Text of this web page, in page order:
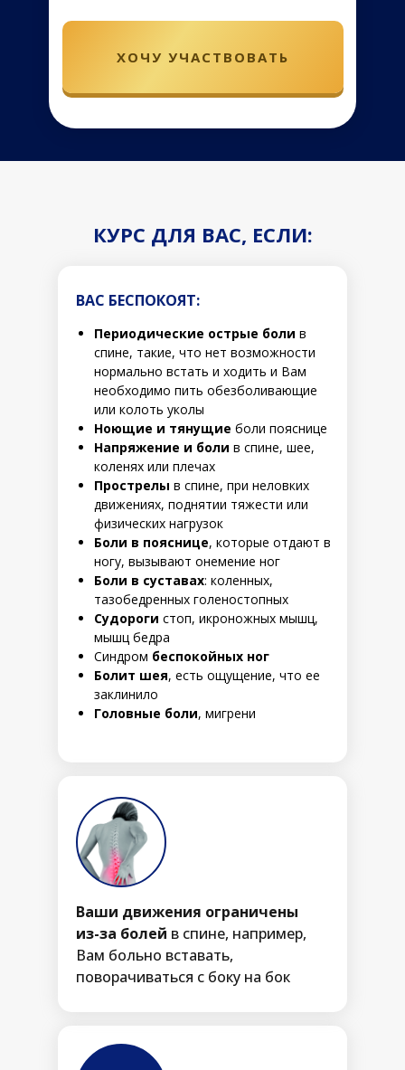
ХОЧУ УЧАСТВОВАТЬ
КУРС ДЛЯ ВАС, ЕСЛИ:
ВАС БЕСПОКОЯТ:
Периодические острые боли в
спине, такие, что нет возможности
нормально встать и ходить и Вам
необходимо пить обезболивающие
или колоть уколы
Ноющие и тянущие боли пояснице
Напряжение и боли в спине, шее,
коленях или плечах
Прострелы в спине, при неловких
движениях, поднятии тяжести или
физических нагрузок
Боли в пояснице, которые отдают в
ногу, вызывают онемение ног
Боли в суставах: коленных,
тазобедренных голеностопных
Судороги стоп, икроножных мышц,
мышц бедра
Синдром беспокойных ног
Болит шея, есть ощущение, что ее
заклинило
Головные боли, мигрени
Ваши движения ограничены
из-за болей в спине, например,
Вам больно вставать,
поворачиваться с боку на бок